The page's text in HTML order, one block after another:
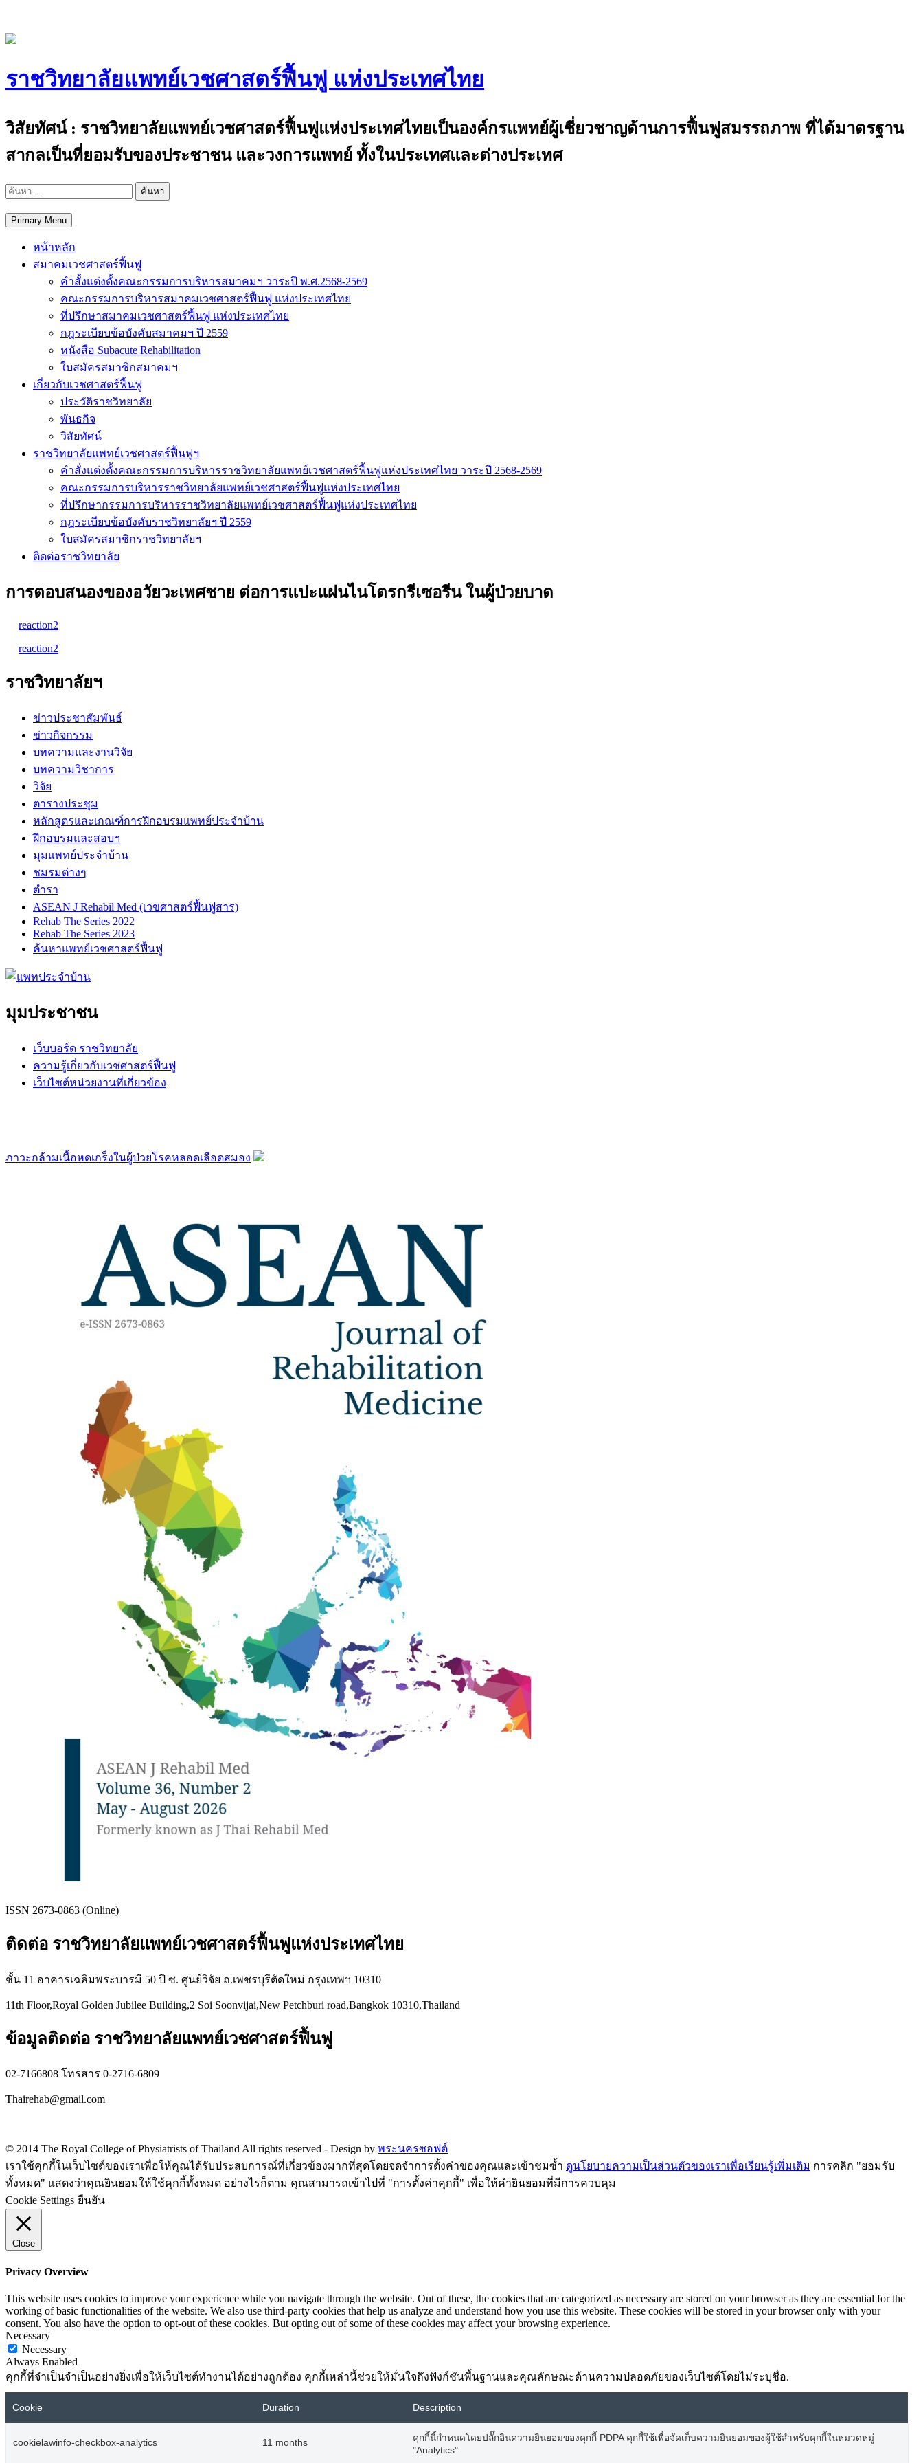
content
ราชวิทยาลัยแพทย์เวชศาสตร์ฟื้นฟู แห่งประเทศไทย
วิสัยทัศน์ : ราชวิทยาลัยแพทย์เวชศาสตร์ฟื้นฟูแห่งประเทศไทยเป็นองค์กรแพทย์ผู้เชี่ยวชาญด้านการฟื้นฟูสมรรถภาพ ที่ได้มาตรฐาน
สากลเป็นที่ยอมรับของประชาชน และวงการแพทย์ ทั้งในประเทศและต่างประเทศ
ค้นหา
Primary Menu
หน้าหลัก
สมาคมเวชศาสตร์ฟื้นฟู
คำสั้งแต่งตั้งคณะกรรมการบริหารสมาคมฯ วาระปี พ.ศ.2568-2569
คณะกรรมการบริหารสมาคมเวชศาสตร์ฟื้นฟู แห่งประเทศไทย
ที่ปรึกษาสมาคมเวชศาสตร์ฟื้นฟู แห่งประเทศไทย
กฎระเบียบข้อบังคับสมาคมฯ ปี 2559
หนังสือ Subacute Rehabilitation
ใบสมัครสมาชิกสมาคมฯ
เกี่ยวกับเวชศาสตร์ฟื้นฟู
ประวัติราชวิทยาลัย
พันธกิจ
วิสัยทัศน์
ราชวิทยาลัยแพทย์เวชศาสตร์ฟื้นฟูฯ
คำสั่งแต่งตั้งคณะกรรมการบริหารราชวิทยาลัยแพทย์เวชศาสตร์ฟื้นฟูแห่งประเทศไทย วาระปี 2568-2569
คณะกรรมการบริหารราชวิทยาลัยแพทย์เวชศาสตร์ฟื้นฟูแห่งประเทศไทย
ที่ปรึกษากรรมการบริหารราชวิทยาลัยแพทย์เวชศาสตร์ฟื้นฟูแห่งประเทศไทย
กฏระเบียบข้อบังคับราชวิทยาลัยฯ ปี 2559
ใบสมัครสมาชิกราชวิทยาลัยฯ
ติดต่อราชวิทยาลัย
การตอบสนองของอวัยวะเพศชาย ต่อการแปะแผ่นไนโตรกรีเซอรีน ในผู้ป่วยบาด
reaction2
reaction2
ราชวิทยาลัยฯ
ข่าวประชาสัมพันธ์
ข่าวกิจกรรม
บทความและงานวิจัย
บทความวิชาการ
วิจัย
ตารางประชุม
หลักสูตรและเกณฑ์การฝึกอบรมแพทย์ประจำบ้าน
ฝึกอบรมและสอบฯ
มุมแพทย์ประจำบ้าน
ชมรมต่างๆ
ตำรา
ASEAN J Rehabil Med (เวขศาสตร์ฟื้นฟูสาร)
Rehab The Series 2022
Rehab The Series 2023
ค้นหาแพทย์เวชศาสตร์ฟื้นฟู
มุมประชาชน
เว็บบอร์ด ราชวิทยาลัย
ความรู้เกี่ยวกับเวชศาสตร์ฟื้นฟู
เว็บไซต์หน่วยงานที่เกี่ยวข้อง
ภาวะกล้ามเนื้อหดเกร็งในผู้ป่วยโรคหลอดเลือดสมอง
ISSN 2673-0863 (Online)
ติดต่อ ราชวิทยาลัยแพทย์เวชศาสตร์ฟื้นฟูแห่งประเทศไทย
ชั้น 11 อาคารเฉลิมพระบารมี 50 ปี ซ. ศูนย์วิจัย ถ.เพชรบุรีตัดใหม่ กรุงเทพฯ 10310
11th Floor,Royal Golden Jubilee Building,2 Soi Soonvijai,New Petchburi road,Bangkok 10310,Thailand
ข้อมูลติดต่อ ราชวิทยาลัยแพทย์เวชศาสตร์ฟื้นฟู
02-7166808 โทรสาร 0-2716-6809
Thairehab@gmail.com
© 2014 The Royal College of Physiatrists of Thailand All rights reserved - Design by พระนครซอฟต์
เราใช้คุกกี้ในเว็บไซต์ของเราเพื่อให้คุณได้รับประสบการณ์ที่เกี่ยวข้องมากที่สุดโดยจดจำการตั้งค่าของคุณและเข้าชมซ้ำ ดูนโยบายความเป็นส่วนตัวของเราเพื่อเรียนรู้เพิ่มเติม การคลิก "ยอมรับ
ทั้งหมด" แสดงว่าคุณยินยอมให้ใช้คุกกี้ทั้งหมด อย่างไรก็ตาม คุณสามารถเข้าไปที่ "การตั้งค่าคุกกี้" เพื่อให้คำยินยอมที่มีการควบคุม
Cookie Settings ยืนยัน
Close
Privacy Overview
This website uses cookies to improve your experience while you navigate through the website. Out of these, the cookies that are categorized as necessary are stored on your browser as they are essential for the
working of basic functionalities of the website. We also use third-party cookies that help us analyze and understand how you use this website. These cookies will be stored in your browser only with your
consent. You also have the option to opt-out of these cookies. But opting out of some of these cookies may affect your browsing experience.
Necessary
Necessary
Always Enabled
คุกกี้ที่จำเป็นจำเป็นอย่างยิ่งเพื่อให้เว็บไซต์ทำงานได้อย่างถูกต้อง คุกกี้เหล่านี้ช่วยให้มั่นใจถึงฟังก์ชันพื้นฐานและคุณลักษณะด้านความปลอดภัยของเว็บไซต์โดยไม่ระบุชื่อ.
Cookie Duration Description
cookielawinfo-checkbox-analytics 11 months
คุกกี้นี้กำหนดโดยปลั๊กอินความยินยอมของคุกกี้ PDPA คุกกี้ใช้เพื่อจัดเก็บความยินยอมของผู้ใช้สำหรับคุกกี้ในหมวดหมู่
"Analytics"